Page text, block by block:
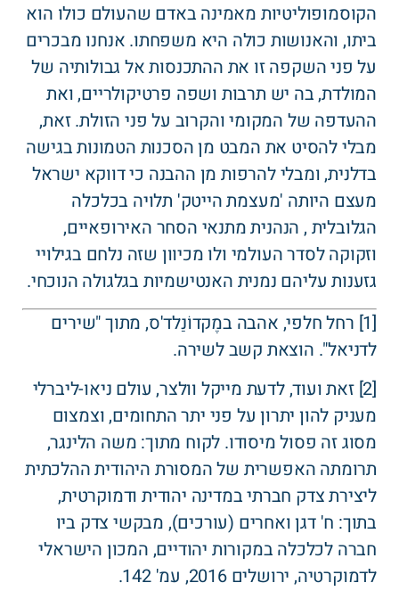
הקוסמופוליטיות מאמינה באדם שהעולם כולו הוא
ביתו, והאנושות כולה היא משפחתו. אנחנו מבכרים
על פני השקפה זו את ההתכנסות אל גבולותיה של
המולדת, בה יש תרבות ושפה פרטיקולריים, ואת
ההעדפה של המקומי והקרוב על פני הזולת. זאת,
מבלי להסיט את המבט מן הסכנות הטמונות בגישה
בדלנית, ומבלי להרפות מן ההבנה כי דווקא ישראל
מעצם היותה 'מעצמת הייטק' תלויה בכלכלה
הגלובלית , הנהנית מתנאי הסחר האירופאיים,
וזקוקה לסדר העולמי ולו מכיוון שזה נלחם בגילויי
גזענות עליהם נמנית האנטישמיות בגלגולה הנוכחי.
[1] רחל חלפי, אהבה במֶקדוֹנַלד'ס, מתוך "שירים
לדניאל". הוצאת קשב לשירה.
[2] זאת ועוד, לדעת מייקל וולצר, עולם ניאו-ליברלי
מעניק להון יתרון על פני יתר התחומים, וצמצום
מסוג זה פסול מיסודו. לקוח מתוך: משה הלינגר,
תרומתה האפשרית של המסורת היהודית ההלכתית
ליצירת צדק חברתי במדינה יהודית ודמוקרטית,
בתוך: ח' דגן ואחרים (עורכים), מבקשי צדק ביו
חברה לכלכלה במקורות יהודיים, המכון הישראלי
לדמוקרטיה, ירושלים 2016, עמ' 142.